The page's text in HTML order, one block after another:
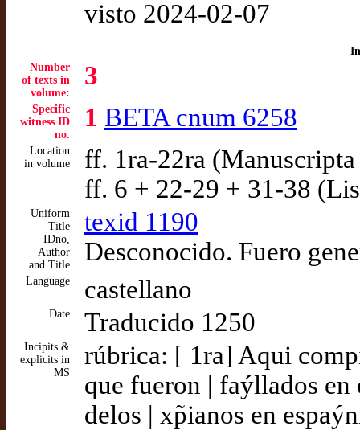
visto 2024-02-07
Number
of texts in
volume:
3
Specific
witness ID
no.
1 BETA cnum 6258
Location
in volume
ff. 1ra-22ra
ff. 6 + 22-29 + 31-38
Uniform
Title
IDno,
Author
and Title
texid 1190
Desconocido. Fuero
Language castellano
Date Traducido 1250
Incipits &
explicits in
MS
rúbrica: [ 1ra] Aqui
que fueron | faýllados en
delos | xp̃ianos en